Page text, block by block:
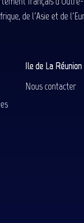
de l'Asie et de
Ile de La
Nous contacter